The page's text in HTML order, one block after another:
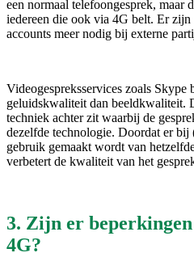
een normaal telefoongesprek, maar
iedereen die ook via 4G belt. Er
accounts meer nodig bij externe
Videogespreksservices zoals Skype
geluidskwaliteit dan beeldkwaliteit.
techniek achter zit waarbij de
dezelfde technologie. Doordat er
gebruik gemaakt wordt van
verbetert de kwaliteit van het
3. Zijn er
4G?